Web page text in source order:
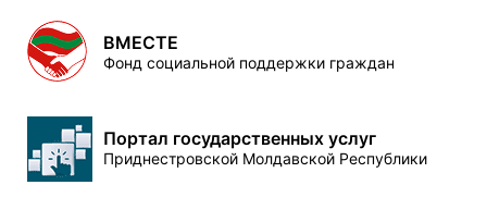
ВМЕСТЕ
Фонд социальной поддержки граждан
Портал государственных услуг
Приднестровской Молдавской Республики